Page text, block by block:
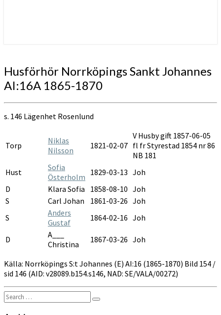
Husförhör
Norrköpings
Sankt
1865-
Husförhör Norrköpings Sankt Johannes
AI:16A 1865-1870
s. 146 Lägenhet Rosenlund
Torp
Niklas
Nilsson
1821-02-07
V Husby gift 1857-06-05
fl fr Styrestad 1854 nr 86
NB 181
Hust
Sofia
Österholm 1829-03-13 Joh
D
Klara Sofia 1858-08-10 Joh
S
Carl Johan 1861-03-26 Joh
S
Anders
Gustaf
1864-02-16 Joh
D
A___
Christina
1867-03-26 Joh
Källa: Norrköpings S:t Johannes (E) AI:16 (1865-1870) Bild 154 /
sid 146 (AID: v28089.b154.s146, NAD: SE/VALA/00272)
Search
for:
Search